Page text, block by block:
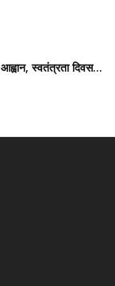
आह्वान, स्वतंत्रता दिवस...